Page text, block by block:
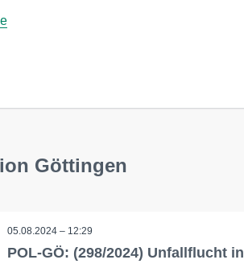
Göttingen
05.08.2024 – 12:29
POL-GÖ: (298/2024) Unfallflucht in